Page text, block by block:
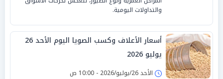
والتداولات اليومية.
أسعار الأعلاف وكسب الصويا اليوم الأحد 26
يوليو 2026
الأحد 26/يوليو/2026 - 10:00 ص